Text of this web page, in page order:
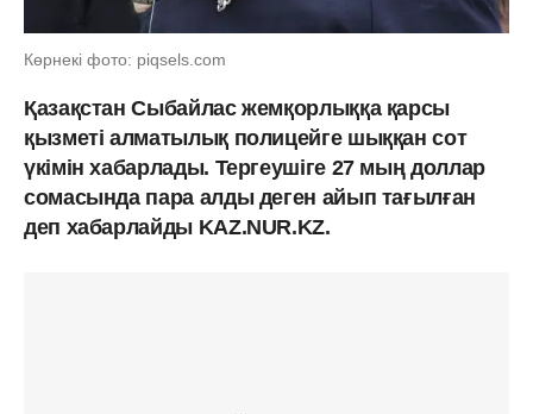
Көрнекі фото: piqsels.com
Қазақстан Сыбайлас жемқорлыққа қарсы
қызметі алматылық полицейге шыққан сот
үкімін хабарлады. Тергеушіге 27 мың доллар
сомасында пара алды деген айып тағылған
деп хабарлайды KAZ.NUR.KZ.